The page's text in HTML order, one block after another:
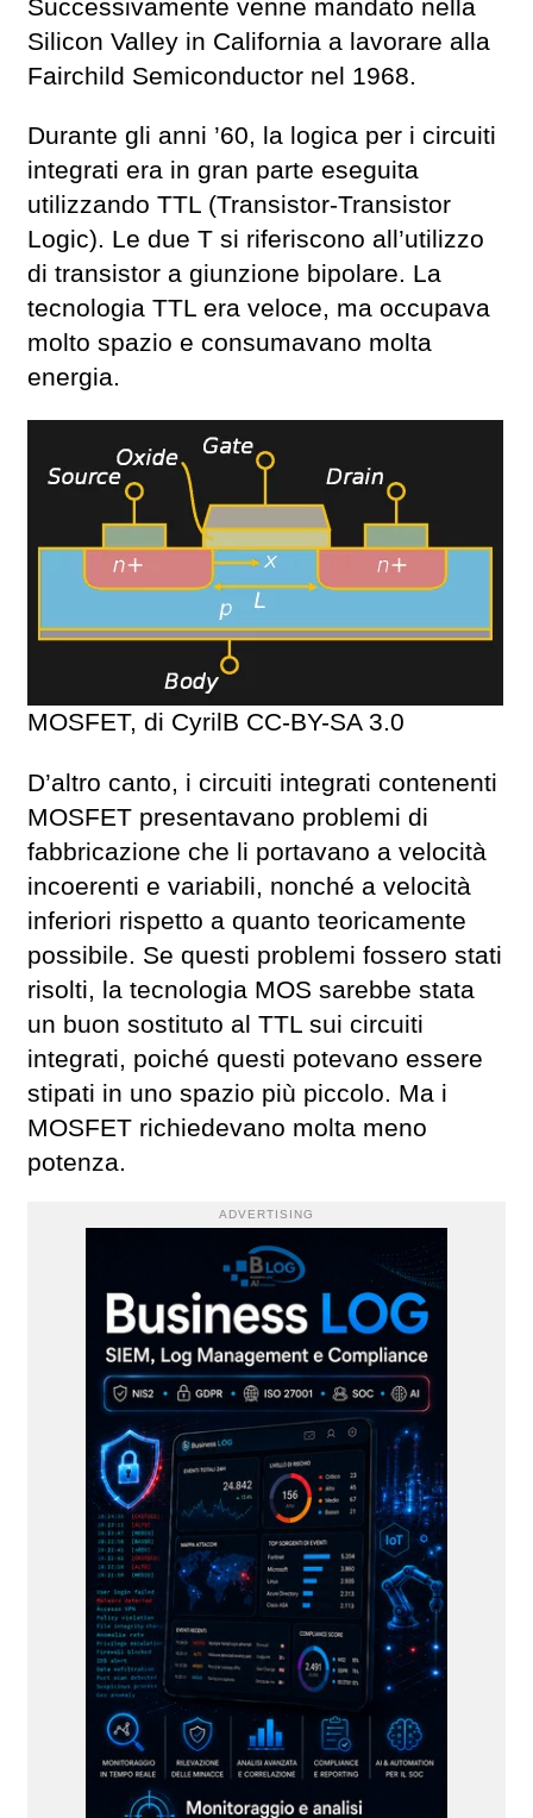
Successivamente venne mandato nella
Silicon Valley in California a lavorare alla
Fairchild Semiconductor nel 1968.
Durante gli anni ’60, la logica per i circuiti
integrati era in gran parte eseguita
utilizzando TTL (Transistor-Transistor
Logic). Le due T si riferiscono all’utilizzo
di transistor a giunzione bipolare. La
tecnologia TTL era veloce, ma occupava
molto spazio e consumavano molta
energia.
MOSFET, di CyrilB CC-BY-SA 3.0
D’altro canto, i circuiti integrati contenenti
MOSFET presentavano problemi di
fabbricazione che li portavano a velocità
incoerenti e variabili, nonché a velocità
inferiori rispetto a quanto teoricamente
possibile. Se questi problemi fossero stati
risolti, la tecnologia MOS sarebbe stata
un buon sostituto al TTL sui circuiti
integrati, poiché questi potevano essere
stipati in uno spazio più piccolo. Ma i
MOSFET richiedevano molta meno
potenza.
ADVERTISING